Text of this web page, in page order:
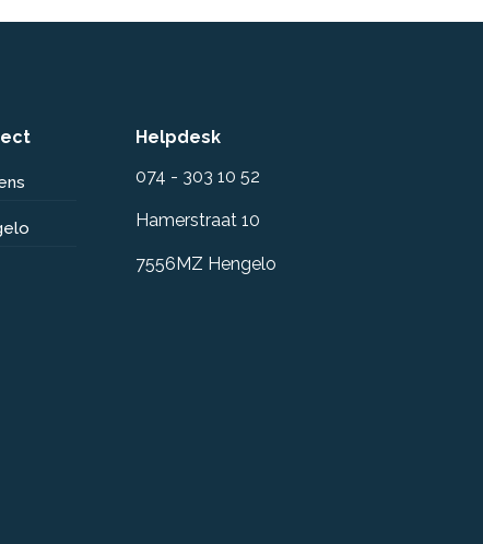
Helpdesk
074 - 303 10 52
Hamerstraat 10
7556MZ Hengelo